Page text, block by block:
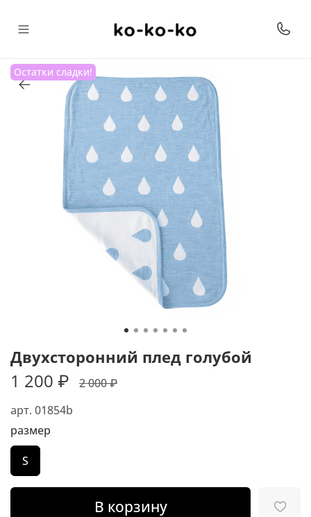
Остатки сладки!
арт. 01854b
Двухсторонний плед голубой
1 200 ₽ 2 000 ₽
В корзину
размер
S